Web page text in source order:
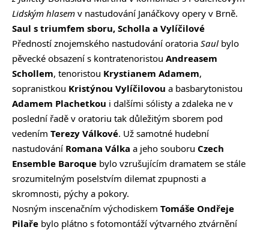
Lidským hlasem v nastudování Janáčkovy opery v Brně.
Saul s triumfem sboru, Scholla a Vylíčilové
Předností znojemského nastudování oratoria Saul bylo
pěvecké obsazení s kontratenoristou Andreasem
Schollem, tenoristou Krystianem Adamem,
sopranistkou Kristýnou Vylíčilovou a basbarytonistou
Adamem Plachetkou i dalšími sólisty a zdaleka ne v
poslední řadě v oratoriu tak důležitým sborem pod
vedením Terezy Válkové. Už samotné hudební
nastudování Romana Válka a jeho souboru Czech
Ensemble Baroque bylo vzrušujícím dramatem se stále
srozumitelným poselstvím dilemat zpupnosti a
skromnosti, pýchy a pokory.
Nosným inscenačním východiskem Tomáše Ondřeje
Pilaře bylo plátno s fotomontáží výtvarného ztvárnění